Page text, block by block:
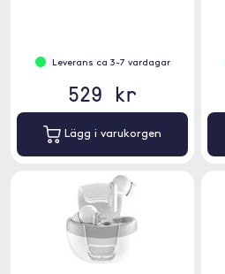
Leverans ca 3-7 vardagar
529 kr
Lägg i varukorgen